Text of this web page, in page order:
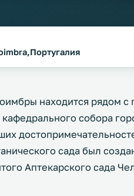
находится рядом с
кафедрального собора
сада был
Аптекарского сада